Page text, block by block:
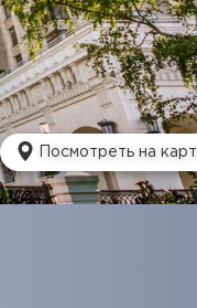
Посмотреть на